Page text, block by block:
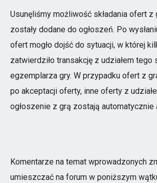
Usunęliśmy możliwość składania ofert z
zostały dodane do ogłoszeń. Po
ofert mogło dojść do sytuacji, w której
zatwierdziło transakcję z udziałem tego
egzemplarza gry. W przypadku ofert z
po akceptacji oferty, inne oferty z
ogłoszenie z grą zostają automatycznie
Komentarze na temat wprowadzonych
umieszczać na forum w poniższym